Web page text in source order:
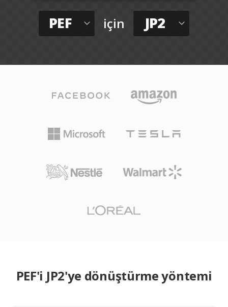
PEF için JP2
PEF'i JP2'ye dönüştürme yöntemi